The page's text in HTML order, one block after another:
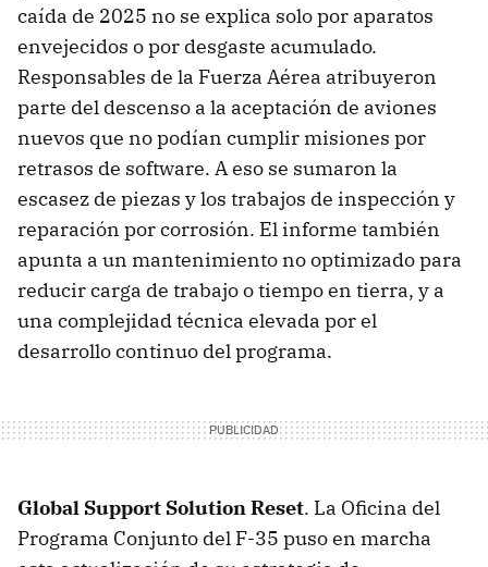
caída de 2025 no se explica solo por aparatos
envejecidos o por desgaste acumulado.
Responsables de la Fuerza Aérea atribuyeron
parte del descenso a la aceptación de aviones
nuevos que no podían cumplir misiones por
retrasos de software. A eso se sumaron la
escasez de piezas y los trabajos de inspección y
reparación por corrosión. El informe también
apunta a un mantenimiento no optimizado para
reducir carga de trabajo o tiempo en tierra, y a
una complejidad técnica elevada por el
desarrollo continuo del programa.
Global Support Solution Reset. La Oficina del
Programa Conjunto del F-35 puso en marcha